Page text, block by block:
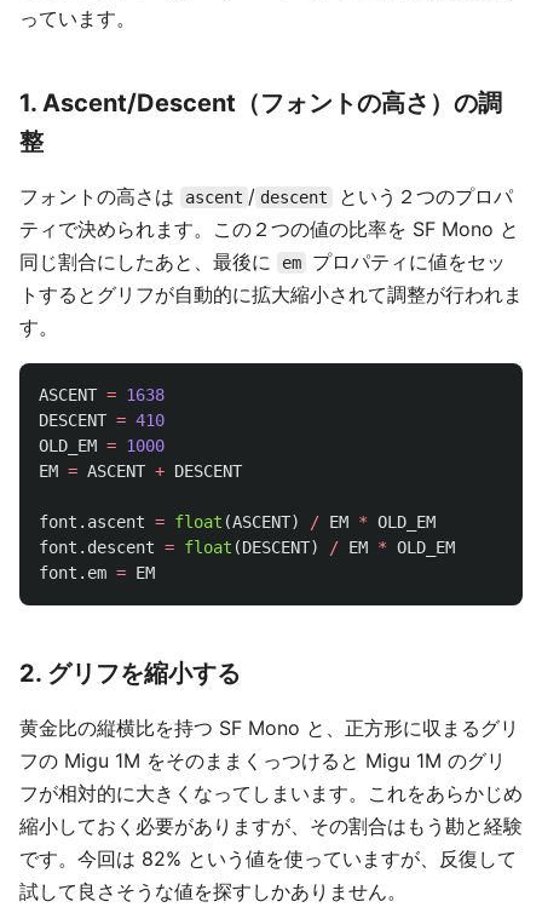
っています。
1. Ascent/Descent（フォントの高さ）の調
整
フォントの高さは ascent / descent
という２つのプロパ
ティで決められます。この２つの値の比率を SF Mono と
同じ割合にしたあと、最後に
em
プロパティに値をセッ
トするとグリフが自動的に拡大縮小されて調整が行われま
す。
ASCENT = 1638
DESCENT = 410
OLD_EM = 1000
EM = ASCENT + DESCENT
font . ascent = float (ASCENT) / EM * OLD_EM
font . descent = float (DESCENT) / EM * OLD_EM
font . em = EM
2. グリフを縮小する
黄金比の縦横比を持つ SF Mono と、正方形に収まるグリ
フの Migu 1M をそのままくっつけると Migu 1M のグリ
フが相対的に大きくなってしまいます。これをあらかじめ
縮小しておく必要がありますが、その割合はもう勘と経験
です。今回は 82% という値を使っていますが、反復して
試して良さそうな値を探すしかありません。